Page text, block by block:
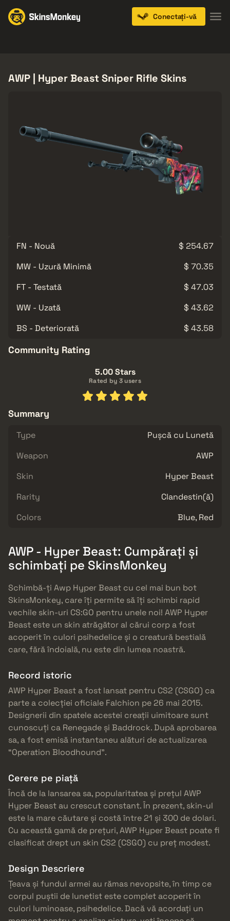
Conectați-vă
AWP | Hyper Beast Sniper Rifle Skins
FN - Nouă
$ 254.67
MW - Uzură Minimă
$ 70.35
FT - Testată
$ 47.03
WW - Uzată
$ 43.62
BS - Deteriorată
$ 43.58
Community Rating
5.00 Stars
Rated by 3 users
Summary
Type
Pușcă cu Lunetă
Weapon
AWP
Skin
Hyper Beast
Rarity
Clandestin(ă)
Colors
Blue, Red
AWP - Hyper Beast: Cumpărați și
schimbați pe SkinsMonkey
Schimbă-ți Awp Hyper Beast cu cel mai bun bot
SkinsMonkey, care îți permite să îți schimbi rapid
vechile skin-uri CS:GO pentru unele noi! AWP Hyper
Beast este un skin atrăgător al cărui corp a fost
acoperit în culori psihedelice și o creatură bestială
care, fără îndoială, nu este din lumea noastră.
Record istoric
AWP Hyper Beast a fost lansat pentru CS2 (CSGO) ca
parte a colecției oficiale Falchion pe 26 mai 2015.
Designerii din spatele acestei creații uimitoare sunt
cunoscuți ca Renegade și Baddrock. După aprobarea
sa, a fost emisă instantaneu alături de actualizarea
“Operation Bloodhound”.
Cerere pe piață
Încă de la lansarea sa, popularitatea și prețul AWP
Hyper Beast au crescut constant. În prezent, skin-ul
este la mare căutare și costă între 21 și 300 de dolari.
Cu această gamă de prețuri, AWP Hyper Beast poate fi
clasificat drept un skin CS2 (CSGO) cu preț modest.
Design Descriere
Țeava și fundul armei au rămas nevopsite, în timp ce
corpul puștii de lunetist este complet acoperit în
culori luminoase, psihedelice. Dacă vă acordați un